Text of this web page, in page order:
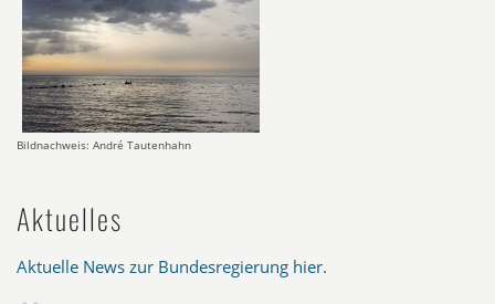
Bildnachweis: André Tautenhahn
Aktuelles
Aktuelle News zur Bundesregierung hier.